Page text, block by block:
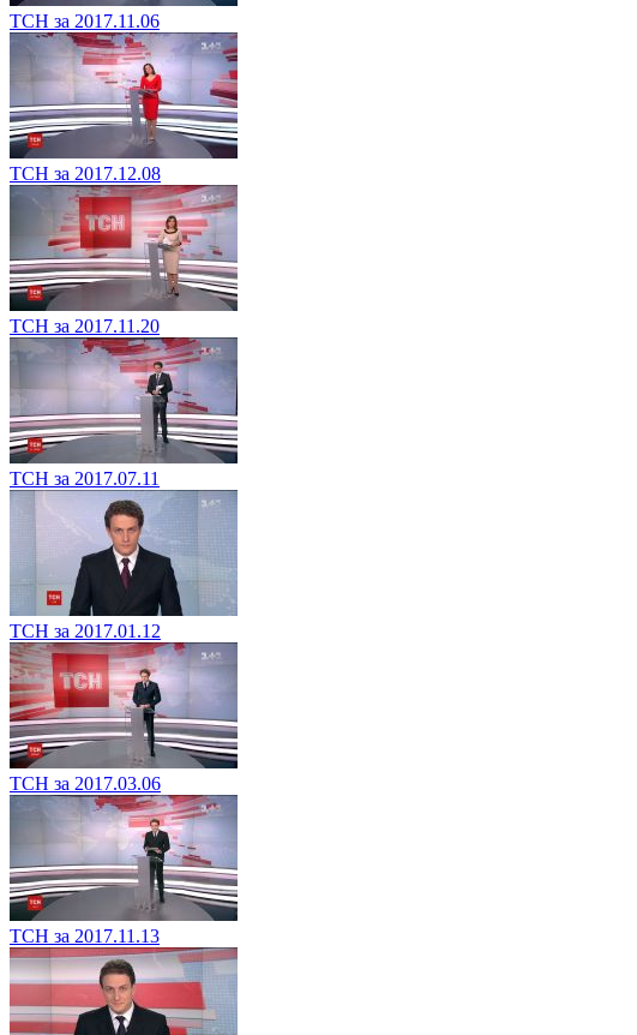
ТСН за 2017.11.06
ТСН за 2017.12.08
ТСН за 2017.11.20
ТСН за 2017.07.11
ТСН за 2017.01.12
ТСН за 2017.03.06
ТСН за 2017.11.13